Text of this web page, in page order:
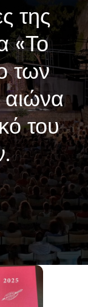
της
«Το
των
του